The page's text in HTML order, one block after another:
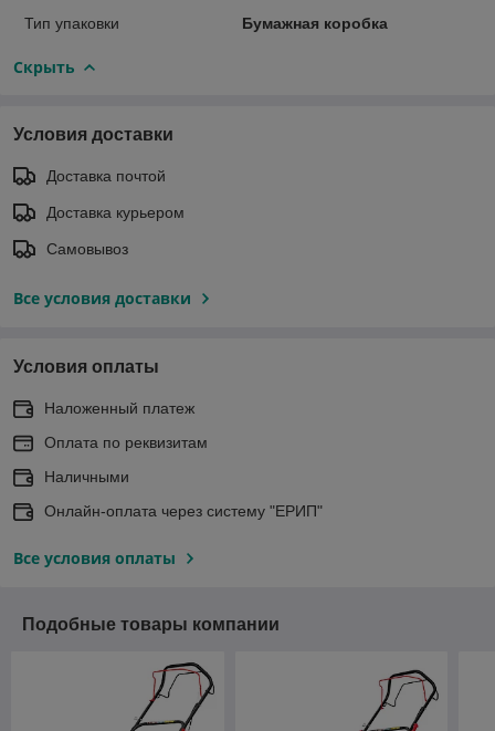
Тип упаковки Бумажная коробка
Скрыть
Условия доставки
Доставка почтой
Доставка курьером
Самовывоз
Все условия доставки
Условия оплаты
Наложенный платеж
Оплата по реквизитам
Наличными
Онлайн-оплата через систему "ЕРИП"
Все условия оплаты
Подобные товары компании